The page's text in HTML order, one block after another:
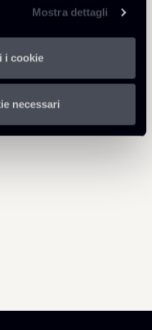
Mostra dettagli
i cookie
necessari
1 Mb